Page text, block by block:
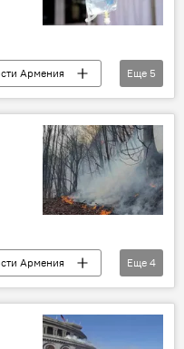
Армения
Тавуш
Еще 5
Армения
Еще 4